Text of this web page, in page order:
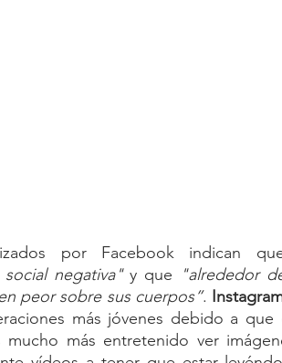
social negativa" y que
"alrededor
peor sobre sus cuerpos”.
más jóvenes debido a que
mucho más entretenido ver